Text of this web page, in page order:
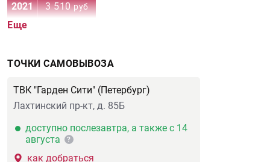
2021 3 510руб
Еще
ТОЧКИ САМОВЫВОЗА
ТВК "Гарден Сити" (Петербург)
Лахтинский пр-кт, д. 85Б
доступно послезавтра, а также с 14
августа
?
как добраться